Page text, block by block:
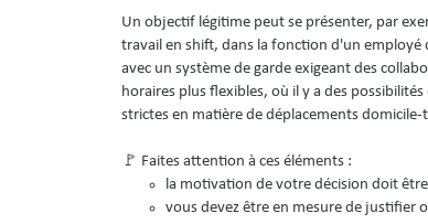
Un objectif légitime peut se présenter, par
travail en shift, dans la fonction d'un
avec un système de garde exigeant des
horaires plus flexibles, où il y a des
strictes en matière de déplacements domicile-
🚩 Faites attention à ces éléments :
la motivation de votre décision doit
vous devez être en mesure de justifier